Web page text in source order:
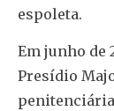
espoleta.
Em junho de
Presídio